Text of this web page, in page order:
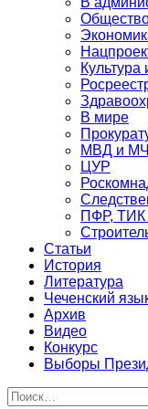
Культура
В мире
МВД и
ЦУР
ПФР,
Статьи
История
Литература
Чеченский
Архив
Видео
Конкурс
Выборы